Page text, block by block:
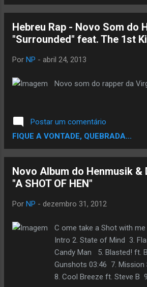
Hebreu Rap - Novo Som do
"Surrounded" feat. The 1st
Por NP - abril 24, 2013
Novo som do rapper da
Postar um comentário
FIQUE A VONTADE, QUEBRADA...
Novo Album do Henmusik &
"A SHOT OF HEN"
Por NP - dezembro 31, 2012
C ome take a Shot with me
Intro 2. State of Mind 3.
Candy Man 5. Blasted! ft.
Gunshots 03:46 7.
8. Cool Breeze ft. Steve B